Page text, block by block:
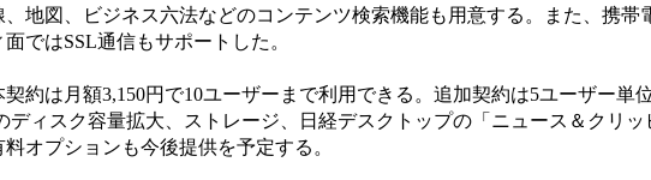
地図、ビジネス六法などのコンテンツ検索機能も用意する。また、携帯
ではSSL通信もサポートした。
約は月額3,150円で10ユーザーまで利用できる。追加契約は5ユーザー単位
ディスク容量拡大、ストレージ、日経デスクトップの「ニュース＆クリッ
オプションも今後提供を予定する。